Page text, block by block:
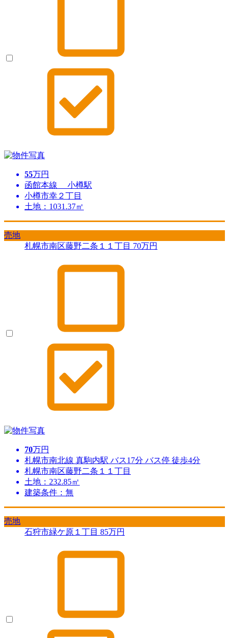
55万円
函館本線 小樽駅
小樽市幸２丁目
土地：1031.37㎡
売地
札幌市南区藤野二条１１丁目 70万円
70万円
札幌市南北線 真駒内駅 バス17分 バス停 徒歩4分
札幌市南区藤野二条１１丁目
土地：232.85㎡
建築条件：無
売地
石狩市緑ケ原１丁目 85万円